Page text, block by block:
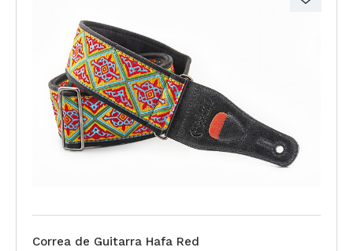
Correa de Guitarra Hafa Red